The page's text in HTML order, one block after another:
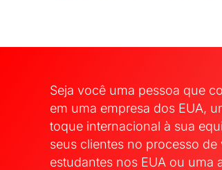
Seja você uma pessoa que
em uma empresa dos EUA,
toque internacional à sua
seus clientes no processo
estudantes nos EUA ou uma